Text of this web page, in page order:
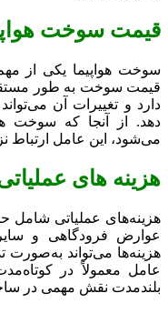
قیمت سوخت
سوخت هواپیما یکی از
قیمت سوخت به‌ طور
دارد و تغییرات آن
دهد. از آنجا که سوخت
می‌شود، این عامل ارتباط
هزینه‌ های
هزینه‌های عملیاتی شامل
عوارض فرودگاهی و
هزینه‌ها می‌تواند
عامل معمولاً در
بلندمدت نقش مهمی در